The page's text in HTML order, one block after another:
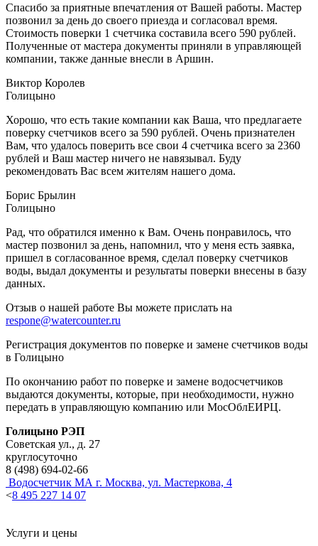
Спасибо за приятные впечатления от Вашей работы. Мастер
позвонил за день до своего приезда и согласовал время.
Стоимость поверки 1 счетчика составила всего 590 рублей.
Полученные от мастера документы приняли в управляющей
компании, также данные внесли в Аршин.
Виктор Королев
Голицыно
Хорошо, что есть такие компании как Ваша, что предлагаете
поверку счетчиков всего за 590 рублей. Очень признателен
Вам, что удалось поверить все свои 4 счетчика всего за 2360
рублей и Ваш мастер ничего не навязывал. Буду
рекомендовать Вас всем жителям нашего дома.
Борис Брылин
Голицыно
Рад, что обратился именно к Вам. Очень понравилось, что
мастер позвонил за день, напомнил, что у меня есть заявка,
пришел в согласованное время, сделал поверку счетчиков
воды, выдал документы и результаты поверки внесены в базу
данных.
Отзыв о нашей работе Вы можете прислать на
respone@watercounter.ru
Регистрация документов по поверке и замене счетчиков воды
в Голицыно
По окончанию работ по поверке и замене водосчетчиков
выдаются документы, которые, при необходимости, нужно
передать в управляющую компанию или МосОблЕИРЦ.
Голицыно РЭП
Советская ул., д. 27
круглосуточно
8 (498) 694-02-66
Водосчетчик МА г. Москва, ул. Мастеркова, 4
<8 495 227 14 07
Услуги и цены